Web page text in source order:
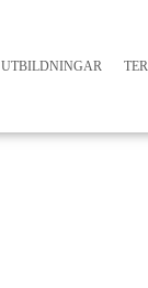
UTBILDNINGAR